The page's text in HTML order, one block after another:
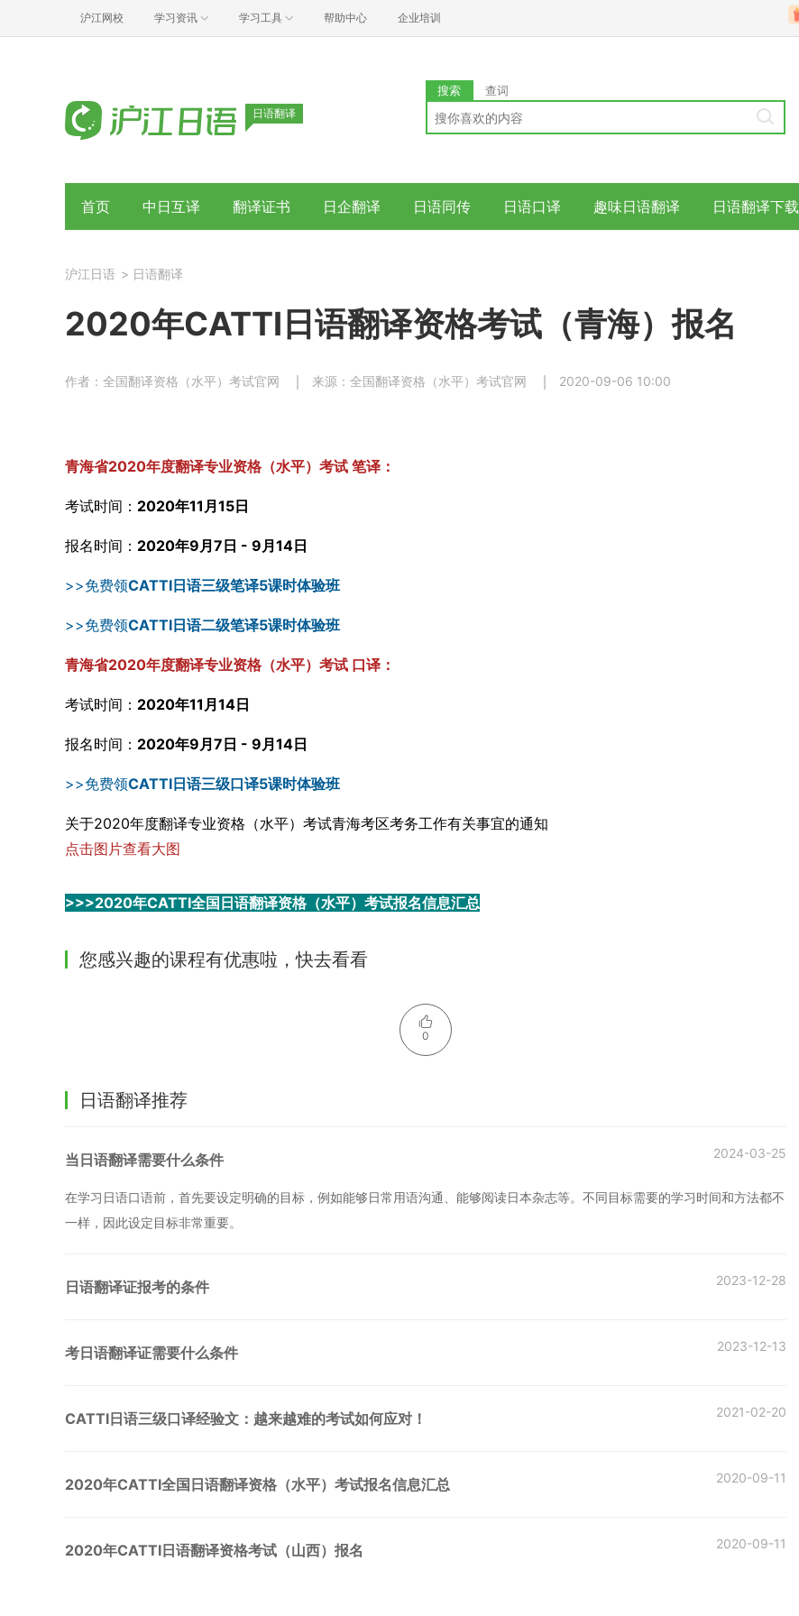
沪江网校 学习资讯 学习工具 帮助中心 企业培训
日语翻译
搜索 查词
首页 中日互译 翻译证书 日企翻译 日语同传 日语口译 趣味日语翻译 日语翻译下载
沪江日语 > 日语翻译
2020年CATTI日语翻译资格考试（青海）报名
作者：全国翻译资格（水平）考试官网 来源：全国翻译资格（水平）考试官网 2020-09-06 10:00
青海省2020年度翻译专业资格（水平）考试 笔译：
考试时间： 2020年11月15日
报名时间： 2020年9月7日 - 9月14日
>>免费领CATTI日语三级笔译5课时体验班
>>免费领CATTI日语二级笔译5课时体验班
青海省2020年度翻译专业资格（水平）考试 口译：
考试时间： 2020年11月14日
报名时间： 2020年9月7日 - 9月14日
>>免费领CATTI日语三级口译5课时体验班
关于2020年度翻译专业资格（水平）考试青海考区考务工作有关事宜的通知
点击图片查看大图
>>>2020年CATTI全国日语翻译资格（水平）考试报名信息汇总
您感兴趣的课程有优惠啦，快去看看
0
日语翻译推荐
当日语翻译需要什么条件 2024-03-25
在学习日语口语前，首先要设定明确的目标，例如能够日常用语沟通、能够阅读日本杂志等。不同目标需要的学习时间和方法都不
一样，因此设定目标非常重要。
日语翻译证报考的条件 2023-12-28
考日语翻译证需要什么条件 2023-12-13
CATTI日语三级口译经验文：越来越难的考试如何应对！ 2021-02-20
2020年CATTI全国日语翻译资格（水平）考试报名信息汇总 2020-09-11
2020年CATTI日语翻译资格考试（山西）报名 2020-09-11